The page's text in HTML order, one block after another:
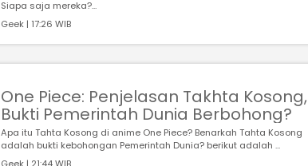
Siapa saja mereka?...
Geek | 17:26 WIB
One Piece: Penjelasan Takhta Kosong,
Bukti Pemerintah Dunia Berbohong?
Apa itu Tahta Kosong di anime One Piece? Benarkah Tahta Kosong
adalah bukti kebohongan Pemerintah Dunia? berikut adalah ...